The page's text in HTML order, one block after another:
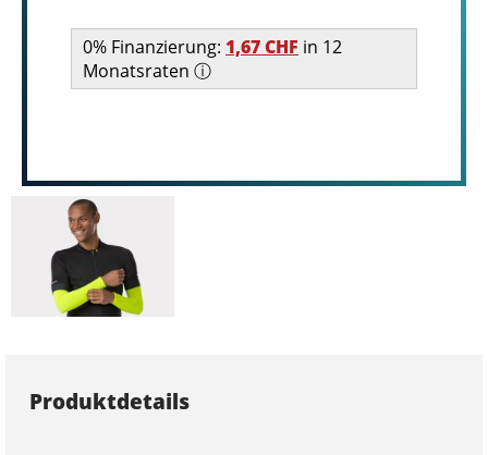
0% Finanzierung: 1,67 CHF in 12
Monatsraten ⓘ
Produktdetails